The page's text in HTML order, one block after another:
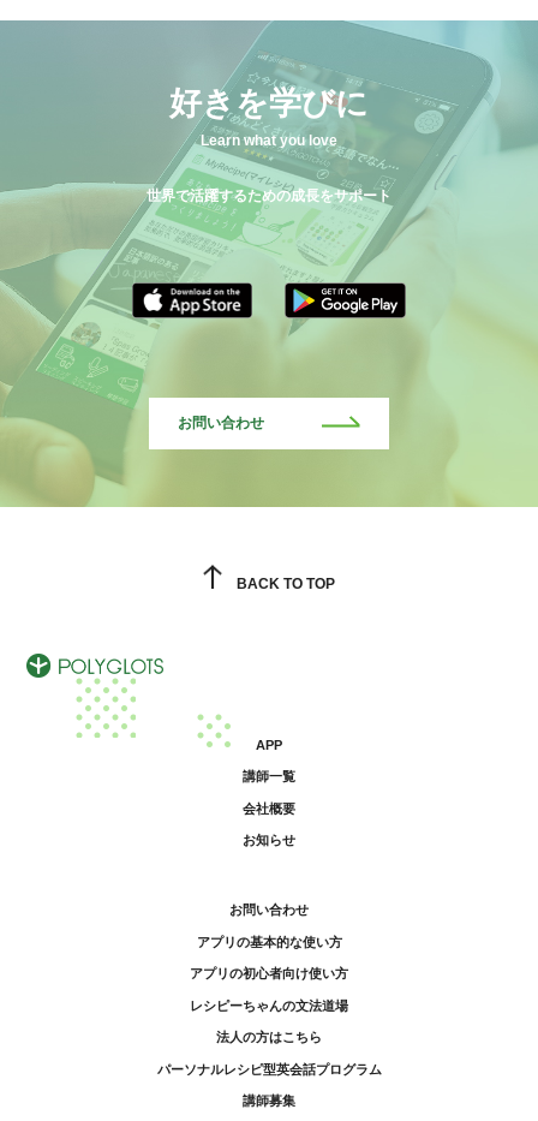
好きを学びに
Learn what you love
世界で活躍するための成長をサポート
お問い合わせ
BACK TO TOP
APP
講師一覧
会社概要
お知らせ
お問い合わせ
アプリの基本的な使い方
アプリの初心者向け使い方
レシピーちゃんの文法道場
法人の方はこちら
パーソナルレシピ型英会話プログラム
講師募集